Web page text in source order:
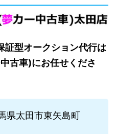
証型オークション代行は
古車)にお任せくださ
太田市東矢島町